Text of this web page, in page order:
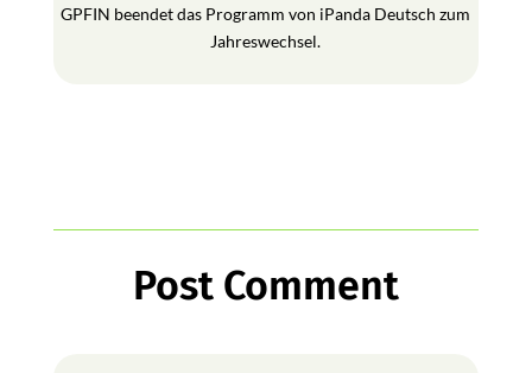
GPFIN beendet das Programm von iPanda Deutsch zum
Jahreswechsel.
Post Comment